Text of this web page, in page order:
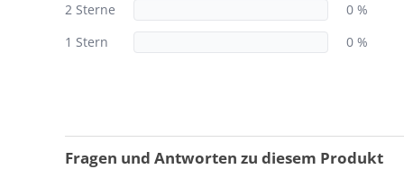
2 Sterne
0 %
1 Stern
0 %
Fragen und Antworten zu diesem Produkt